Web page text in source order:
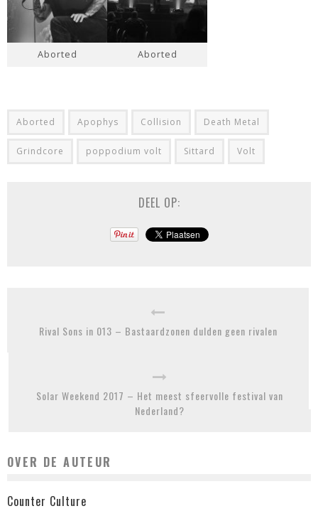
Aborted Aborted
Aborted Apophys Collision Death Metal
Grindcore poppodium volt Sittard Volt
DEEL OP:
Rival Sons in 013 – Bastaardzonen dulden geen rivalen
Solar Weekend 2017 – Het meest sfeervolle festival van
Nederland?
OVER DE AUTEUR
Counter Culture